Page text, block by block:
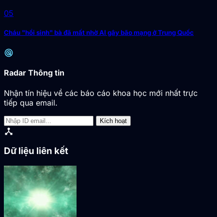
05
Cháu "hồi sinh" bà đã mất nhờ AI gây bão mạng ở Trung Quốc
radar
Radar Thông tin
Nhận tín hiệu về các báo cáo khoa học mới nhất trực
tiếp qua email.
Kích hoạt
device_hub
Dữ liệu liên kết